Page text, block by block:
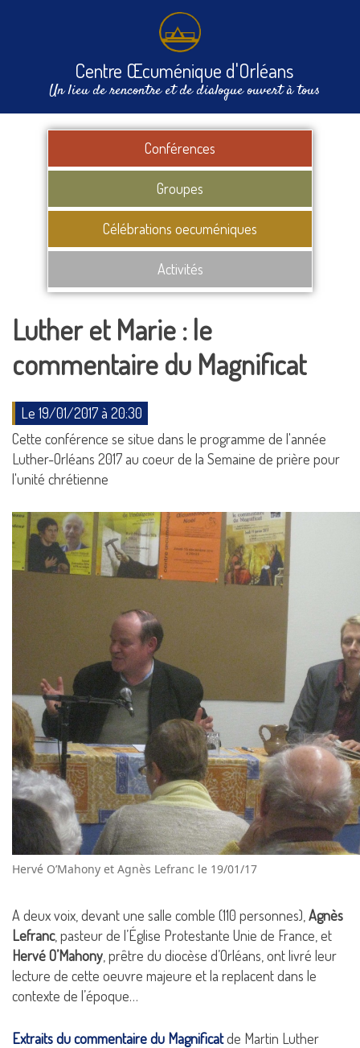
Centre Œcuménique d'Orléans
Un lieu de rencontre et de dialogue ouvert à tous
Conférences
Groupes
Célébrations oecuméniques
Activités
Luther et Marie : le
commentaire du Magnificat
Le 19/01/2017 à 20:30
Cette conférence se situe dans le programme de l'année
Luther-Orléans 2017 au coeur de la Semaine de prière pour
l'unité chrétienne
Hervé O’Mahony et Agnès Lefranc le 19/01/17
A deux voix, devant une salle comble (110 personnes), Agnès
Lefranc, pasteur de l’Église Protestante Unie de France, et
Hervé O’Mahony , prêtre du diocèse d’Orléans, ont livré leur
lecture de cette oeuvre majeure et la replacent dans le
contexte de l’époque…
Extraits du commentaire du Magnificatde Martin Luther